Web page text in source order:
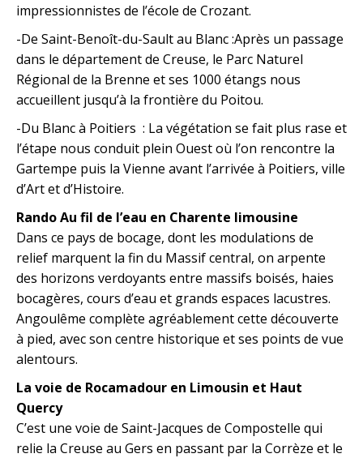
impressionnistes de l’école de Crozant.
-De Saint-Benoît-du-Sault au Blanc :Après un passage
dans le département de Creuse, le Parc Naturel
Régional de la Brenne et ses 1000 étangs nous
accueillent jusqu’à la frontière du Poitou.
-Du Blanc à Poitiers : La végétation se fait plus rase et
l’étape nous conduit plein Ouest où l’on rencontre la
Gartempe puis la Vienne avant l’arrivée à Poitiers, ville
d’Art et d’Histoire.
Rando Au fil de l’eau en Charente limousine
Dans ce pays de bocage, dont les modulations de
relief marquent la fin du Massif central, on arpente
des horizons verdoyants entre massifs boisés, haies
bocagères, cours d’eau et grands espaces lacustres.
Angoulême complète agréablement cette découverte
à pied, avec son centre historique et ses points de vue
alentours.
La voie de Rocamadour en Limousin et Haut
Quercy
C’est une voie de Saint-Jacques de Compostelle qui
relie la Creuse au Gers en passant par la Corrèze et le